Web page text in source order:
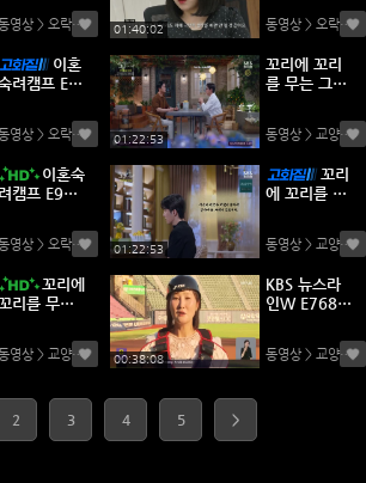
0p WANNA
동영상 > 오락(0) 01:40:02 동영상 > 오락(0)
이혼
려캠프 E9
080p WANN
동영상 > 오락(0) 01:22:53
꼬리에 꼬리
를 무는 그날
260806 45
0p WANNA동영상 > 교양(0)
이혼숙
려캠프 E94
0p WANNA
동영상 > 오락(0) 01:22:53
꼬리
에 꼬리를 무
기 E235 26
0806 1080동영상 > 교양(0)
꼬리에
리를 무는
E235 2608
720p W동영상 > 교양(0) 00:38:08
KBS 뉴스라
인W E768 2
동영상 > 교양(0)
2 3 4 5 >